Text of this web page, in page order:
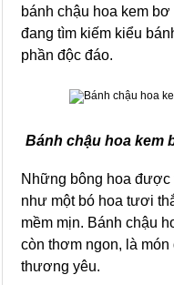
bánh chậu hoa kem
đang tìm kiếm kiểu
phần độc đáo.
Bánh chậu hoa kem
Những bông hoa được
như một bó hoa tươi
mềm mịn. Bánh chậu
còn thơm ngon, là
thương yêu.